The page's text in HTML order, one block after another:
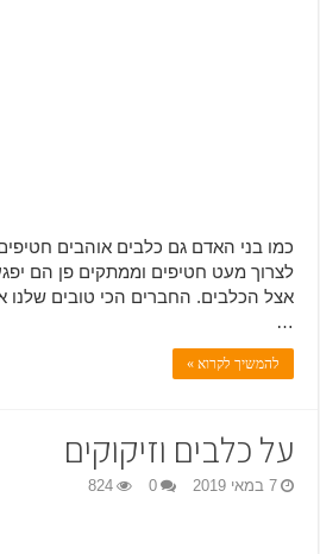
כמו בני האדם גם כלבים אוהבים
לצרוך מעט חטיפים וממתקים פן הם
אצל הכלבים. החברים הכי טובים שלנו
…
להמשיך לקרוא »
על כלבים וזיקוקים
7 במאי 2019 0
824